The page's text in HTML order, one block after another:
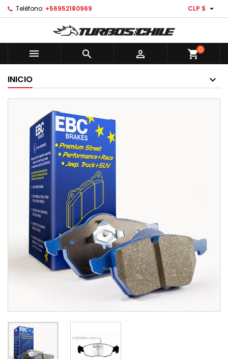
Teléfono: +56952180969 CLP $ 
   shopping_cart0
INICIO